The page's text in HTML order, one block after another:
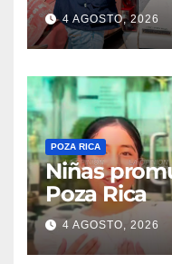
4 AGOSTO, 2026
POZA RICA
Niñas
Poza Rica
4 AGOSTO, 2026